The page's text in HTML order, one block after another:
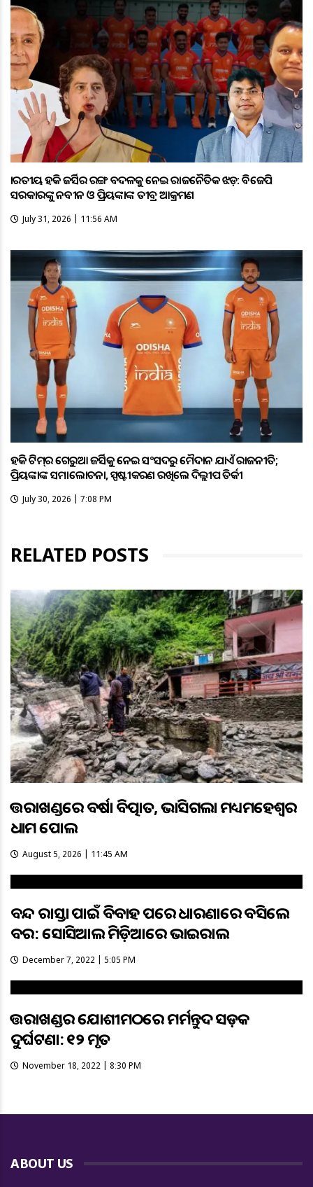
ଭାରତୀୟ ହକି ଜର୍ସିର ରଙ୍ଗ ବଦଳକୁ ନେଇ ରାଜନୈତିକ ଝଡ଼: ବିଜେପି
ସରକାରଙ୍କୁ ନବୀନ ଓ ପ୍ରିୟଙ୍କାଙ୍କ ତୀବ୍ର ଆକ୍ରମଣ
July 31, 2026 | 11:56 AM
ହକି ଟିମ୍‌ର ଗେରୁଆ ଜର୍ସିକୁ ନେଇ ସଂସଦରୁ ମୈଦାନ ଯାଏଁ ରାଜନୀତି;
ପ୍ରିୟଙ୍କାଙ୍କ ସମାଲୋଚନା, ସ୍ପଷ୍ଟୀକରଣ ରଖିଲେ ଦିଲ୍ଲୀପ ତିର୍କୀ
July 30, 2026 | 7:08 PM
RELATED POSTS
ଉତ୍ତରାଖଣ୍ଡରେ ବର୍ଷା ବିତ୍ପାତ, ଭାସିଗଲା ମଧ୍ୟମହେଶ୍ୱର
ଧାମ ପୋଲ
August 5, 2026 | 11:45 AM
ବନ୍ଦ ରାସ୍ତା ପାଇଁ ବିବାହ ପରେ ଧାରଣାରେ ବସିଲେ
ବର: ସୋସିଆଲ ମିଡ଼ିଆରେ ଭାଇରାଲ
December 7, 2022 | 5:05 PM
ଉତ୍ତରାଖଣ୍ଡର ଯୋଶୀମଠରେ ମର୍ମନ୍ତୁଦ ସଡ଼କ
ଦୁର୍ଘଟଣା: ୧୨ ମୃତ
November 18, 2022 | 8:30 PM
ABOUT US